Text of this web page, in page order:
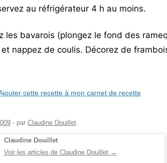
au réfrigérateur 4 h au moins.
les bavarois (plongez le fond des
nappez de coulis. Décorez de
cette recette à mon carnet de recette
- par Claudine Douillet.
Claudine Douillet
Voir les articles de Claudine Douillet →